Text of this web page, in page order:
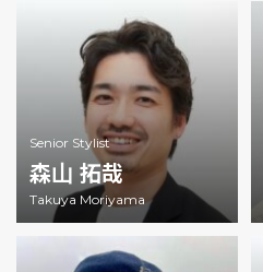
Senior Stylist
森山 拓哉
Takuya Moriyama